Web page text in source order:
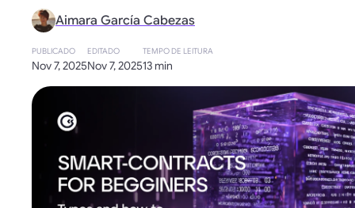
Aimara García Cabezas
PUBLICADO
Nov 7, 2025
EDITADO
Nov 7, 2025
TEMPO DE LEITURA
13 min